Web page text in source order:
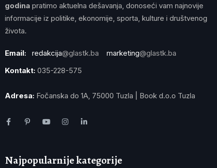
godina pratimo aktuelna dešavanja, donoseći vam najnovije
informacije iz politike, ekonomije, sporta, kulture i društvenog
života.
Email: redakcija@glastk.ba marketing@glastk.ba
Kontakt: 035-228-575
Adresa: Fočanska do 1A, 75000 Tuzla | Book d.o.o Tuzla
Najpopularnije kategorije